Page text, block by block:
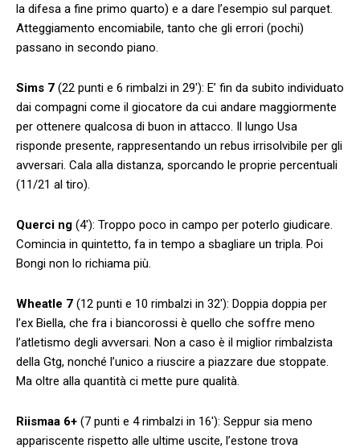
la difesa a fine primo quarto) e a dare l’esempio sul parquet.
Atteggiamento encomiabile, tanto che gli errori (pochi)
passano in secondo piano.
Sims 7 (22 punti e 6 rimbalzi in 29′): E’ fin da subito individuato
dai compagni come il giocatore da cui andare maggiormente
per ottenere qualcosa di buon in attacco. Il lungo Usa
risponde presente, rappresentando un rebus irrisolvibile per gli
avversari. Cala alla distanza, sporcando le proprie percentuali
(11/21 al tiro).
Querci ng (4′): Troppo poco in campo per poterlo giudicare.
Comincia in quintetto, fa in tempo a sbagliare un tripla. Poi
Bongi non lo richiama più.
Wheatle 7 (12 punti e 10 rimbalzi in 32′): Doppia doppia per
l’ex Biella, che fra i biancorossi è quello che soffre meno
l’atletismo degli avversari. Non a caso è il miglior rimbalzista
della Gtg, nonché l’unico a riuscire a piazzare due stoppate.
Ma oltre alla quantità ci mette pure qualità.
Riismaa 6+ (7 punti e 4 rimbalzi in 16′): Seppur sia meno
appariscente rispetto alle ultime uscite, l’estone trova